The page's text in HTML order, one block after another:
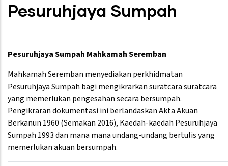
Pesuruhjaya Sumpah
Pesuruhjaya Sumpah Mahkamah Seremban
Mahkamah Seremban menyediakan perkhidmatan
Pesuruhjaya Sumpah bagi mengikrarkan suratcara suratcara
yang memerlukan pengesahan secara bersumpah.
Pengikraran dokumentasi ini berlandaskan Akta Akuan
Berkanun 1960 (Semakan 2016), Kaedah-kaedah Pesuruhjaya
Sumpah 1993 dan mana mana undang-undang bertulis yang
memerlukan akuan bersumpah.